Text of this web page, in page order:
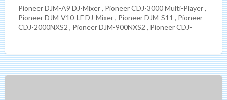
djm-
v10-
lf
Pioneer DJM-A9 DJ-Mixer , Pioneer CDJ-3000 Multi-Player ,
Pioneer DJM-V10-LF DJ-Mixer , Pioneer DJM-S11 , Pioneer
CDJ-2000NXS2 , Pioneer DJM-900NXS2 , Pioneer CDJ-
Pioneer
cdj-